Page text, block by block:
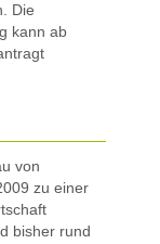
Die
kann ab
von
zu einer
bisher rund